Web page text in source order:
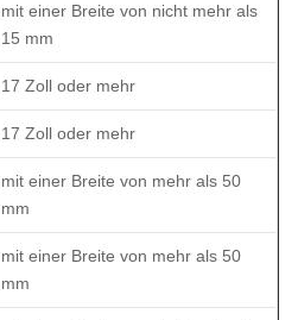
mit einer Breite von nicht mehr als
15 mm
17 Zoll oder mehr
17 Zoll oder mehr
mit einer Breite von mehr als 50
mm
mit einer Breite von mehr als 50
mm